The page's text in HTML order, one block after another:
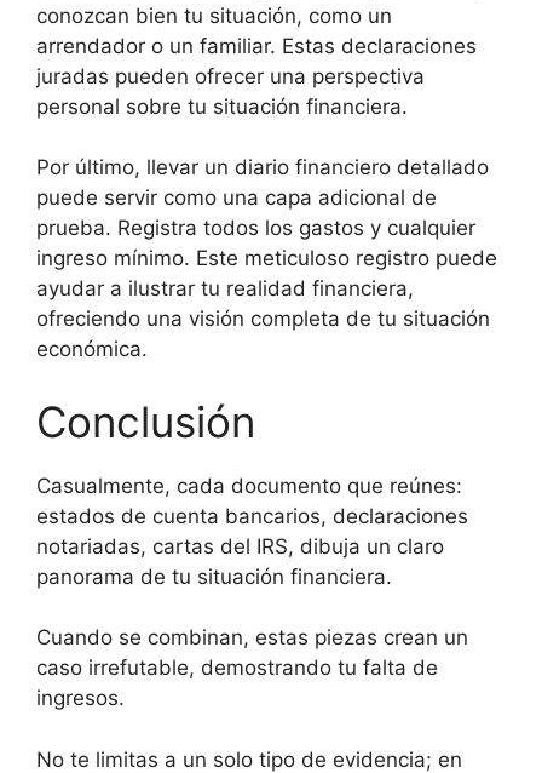
conozcan bien tu situación, como un
arrendador o un familiar. Estas declaraciones
juradas pueden ofrecer una perspectiva
personal sobre tu situación financiera.
Por último, llevar un diario financiero detallado
puede servir como una capa adicional de
prueba. Registra todos los gastos y cualquier
ingreso mínimo. Este meticuloso registro puede
ayudar a ilustrar tu realidad financiera,
ofreciendo una visión completa de tu situación
económica.
Conclusión
Casualmente, cada documento que reúnes:
estados de cuenta bancarios, declaraciones
notariadas, cartas del IRS, dibuja un claro
panorama de tu situación financiera.
Cuando se combinan, estas piezas crean un
caso irrefutable, demostrando tu falta de
ingresos.
No te limitas a un solo tipo de evidencia; en